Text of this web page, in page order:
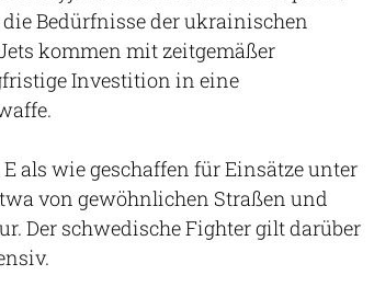
Bedürfnisse der ukrainischen
kommen mit zeitgemäßer
Investition in eine
als wie geschaffen für Einsätze unter
von gewöhnlichen Straßen und
Der schwedische Fighter gilt darüber